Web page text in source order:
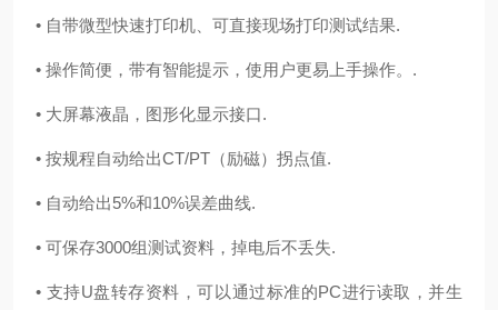
• 自带微型快速打印机、可直接现场打印测试结果.
• 操作简便，带有智能提示，使用户更易上手操作。 .
• 大屏幕液晶，图形化显示接口.
• 按规程自动给出CT/PT （励磁） 拐点值.
• 自动给出5%和10%误差曲线.
• 可保存3000组测试资料，掉电后不丢失.
• 支持U盘转存资料，可以通过标准的PC进行读取，并生